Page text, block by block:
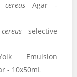
cereus Agar -
selective
Emulsion
- 10x50mL